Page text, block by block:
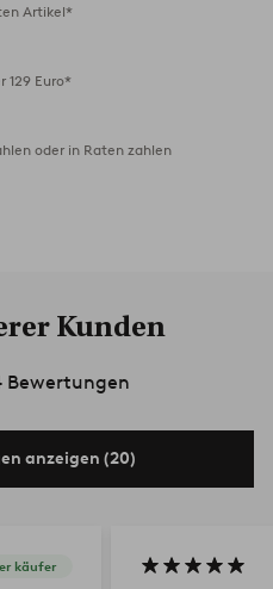
Artikel*
129 Euro*
oder in Raten zahlen
Kunden
Bewertungen
anzeigen (20)
käufer